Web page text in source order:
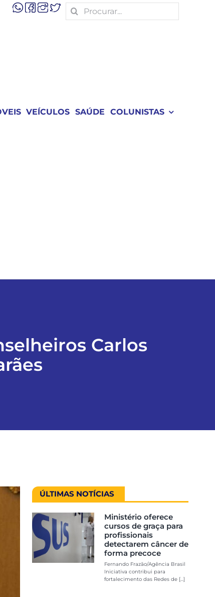
Search
for:
VEÍCULOS SAÚDE COLUNISTAS
Carlos
ÚLTIMAS NOTÍCIAS
Ministério oferece
cursos de graça para
profissionais
detectarem câncer de
forma precoce
Fernando Frazão/Agência Brasil
Iniciativa contribui para
fortalecimento das Redes de [...]